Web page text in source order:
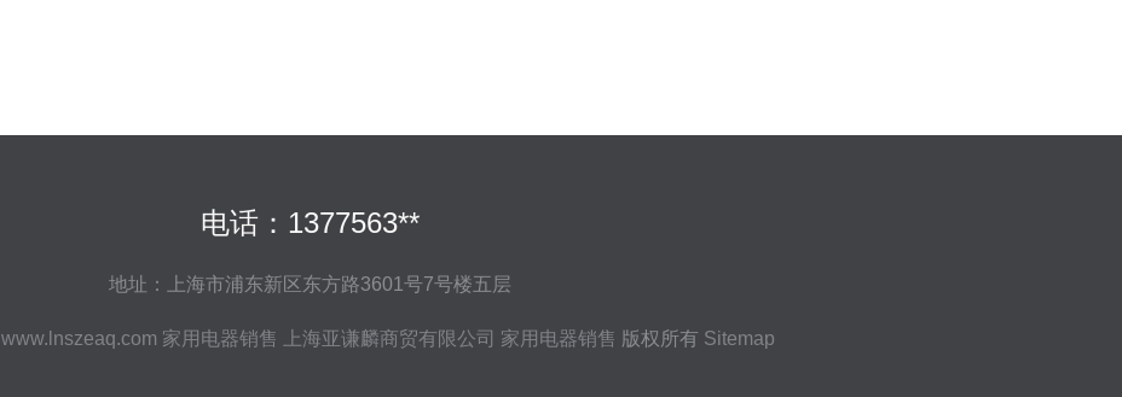
电话：1377563**
地址：上海市浦东新区东方路3601号7号楼五层
www.lnszeaq.com 家用电器销售 上海亚谦麟商贸有限公司 家用电器销售 版权所有 Sitemap